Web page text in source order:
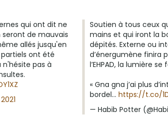
qui ont dit ne
de mauvais
allés jusqu'en
ont été
pas à
Soutien à tous ceux
mains et qui iront la
dépités. Externe ou
d’énergumène finira
l’EHPAD, la lumière
« Gna gna j’ai plus
bordel… https://t.co/
— Habib Potter